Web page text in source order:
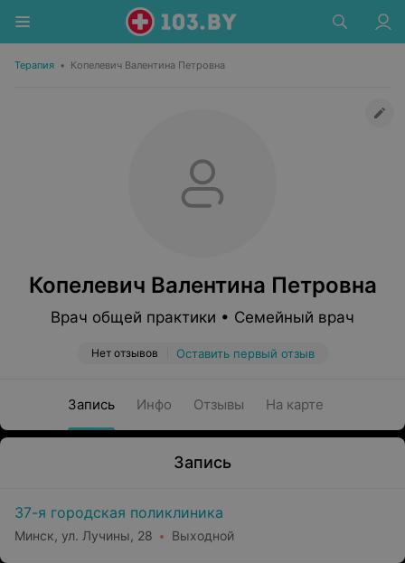
Терапия • Копелевич Валентина Петровна
Копелевич Валентина Петровна
Врач общей практики • Семейный врач
Нет отзывов Оставить первый отзыв
Запись Инфо Отзывы На карте
Запись
37-я городская поликлиника
Минск, ул. Лучины, 28 Выходной